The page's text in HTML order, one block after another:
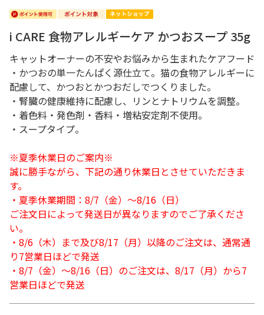
i CARE 食物アレルギーケア かつおスープ 35g
キャットオーナーの不安やお悩みから生まれたケアフード
・かつおの単一たんぱく源仕立て。猫の食物アレルギーに
配慮して、かつおとかつおだしでつくりました。
・腎臓の健康維持に配慮し、リンとナトリウムを調整。
・着色料・発色剤・香料・増粘安定剤不使用。
・スープタイプ。
※夏季休業日のご案内※
誠に勝手ながら、下記の通り休業日とさせていただきま
す。
・夏季休業期間：8/7（金）～8/16（日）
ご注文日によって発送日が異なりますのでご了承くださ
い。
・8/6（木）まで及び8/17（月）以降のご注文は、通常通
り7営業日ほどで発送
・8/7（金）～8/16（日）のご注文は、8/17（月）から7
営業日ほどで発送